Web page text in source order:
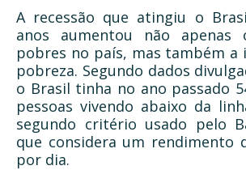
A recessão que atingiu o
anos aumentou não apenas
pobres no país, mas também a
pobreza. Segundo dados
o Brasil tinha no ano passado
pessoas vivendo abaixo da
segundo critério usado pelo
que considera um rendimento
por dia.